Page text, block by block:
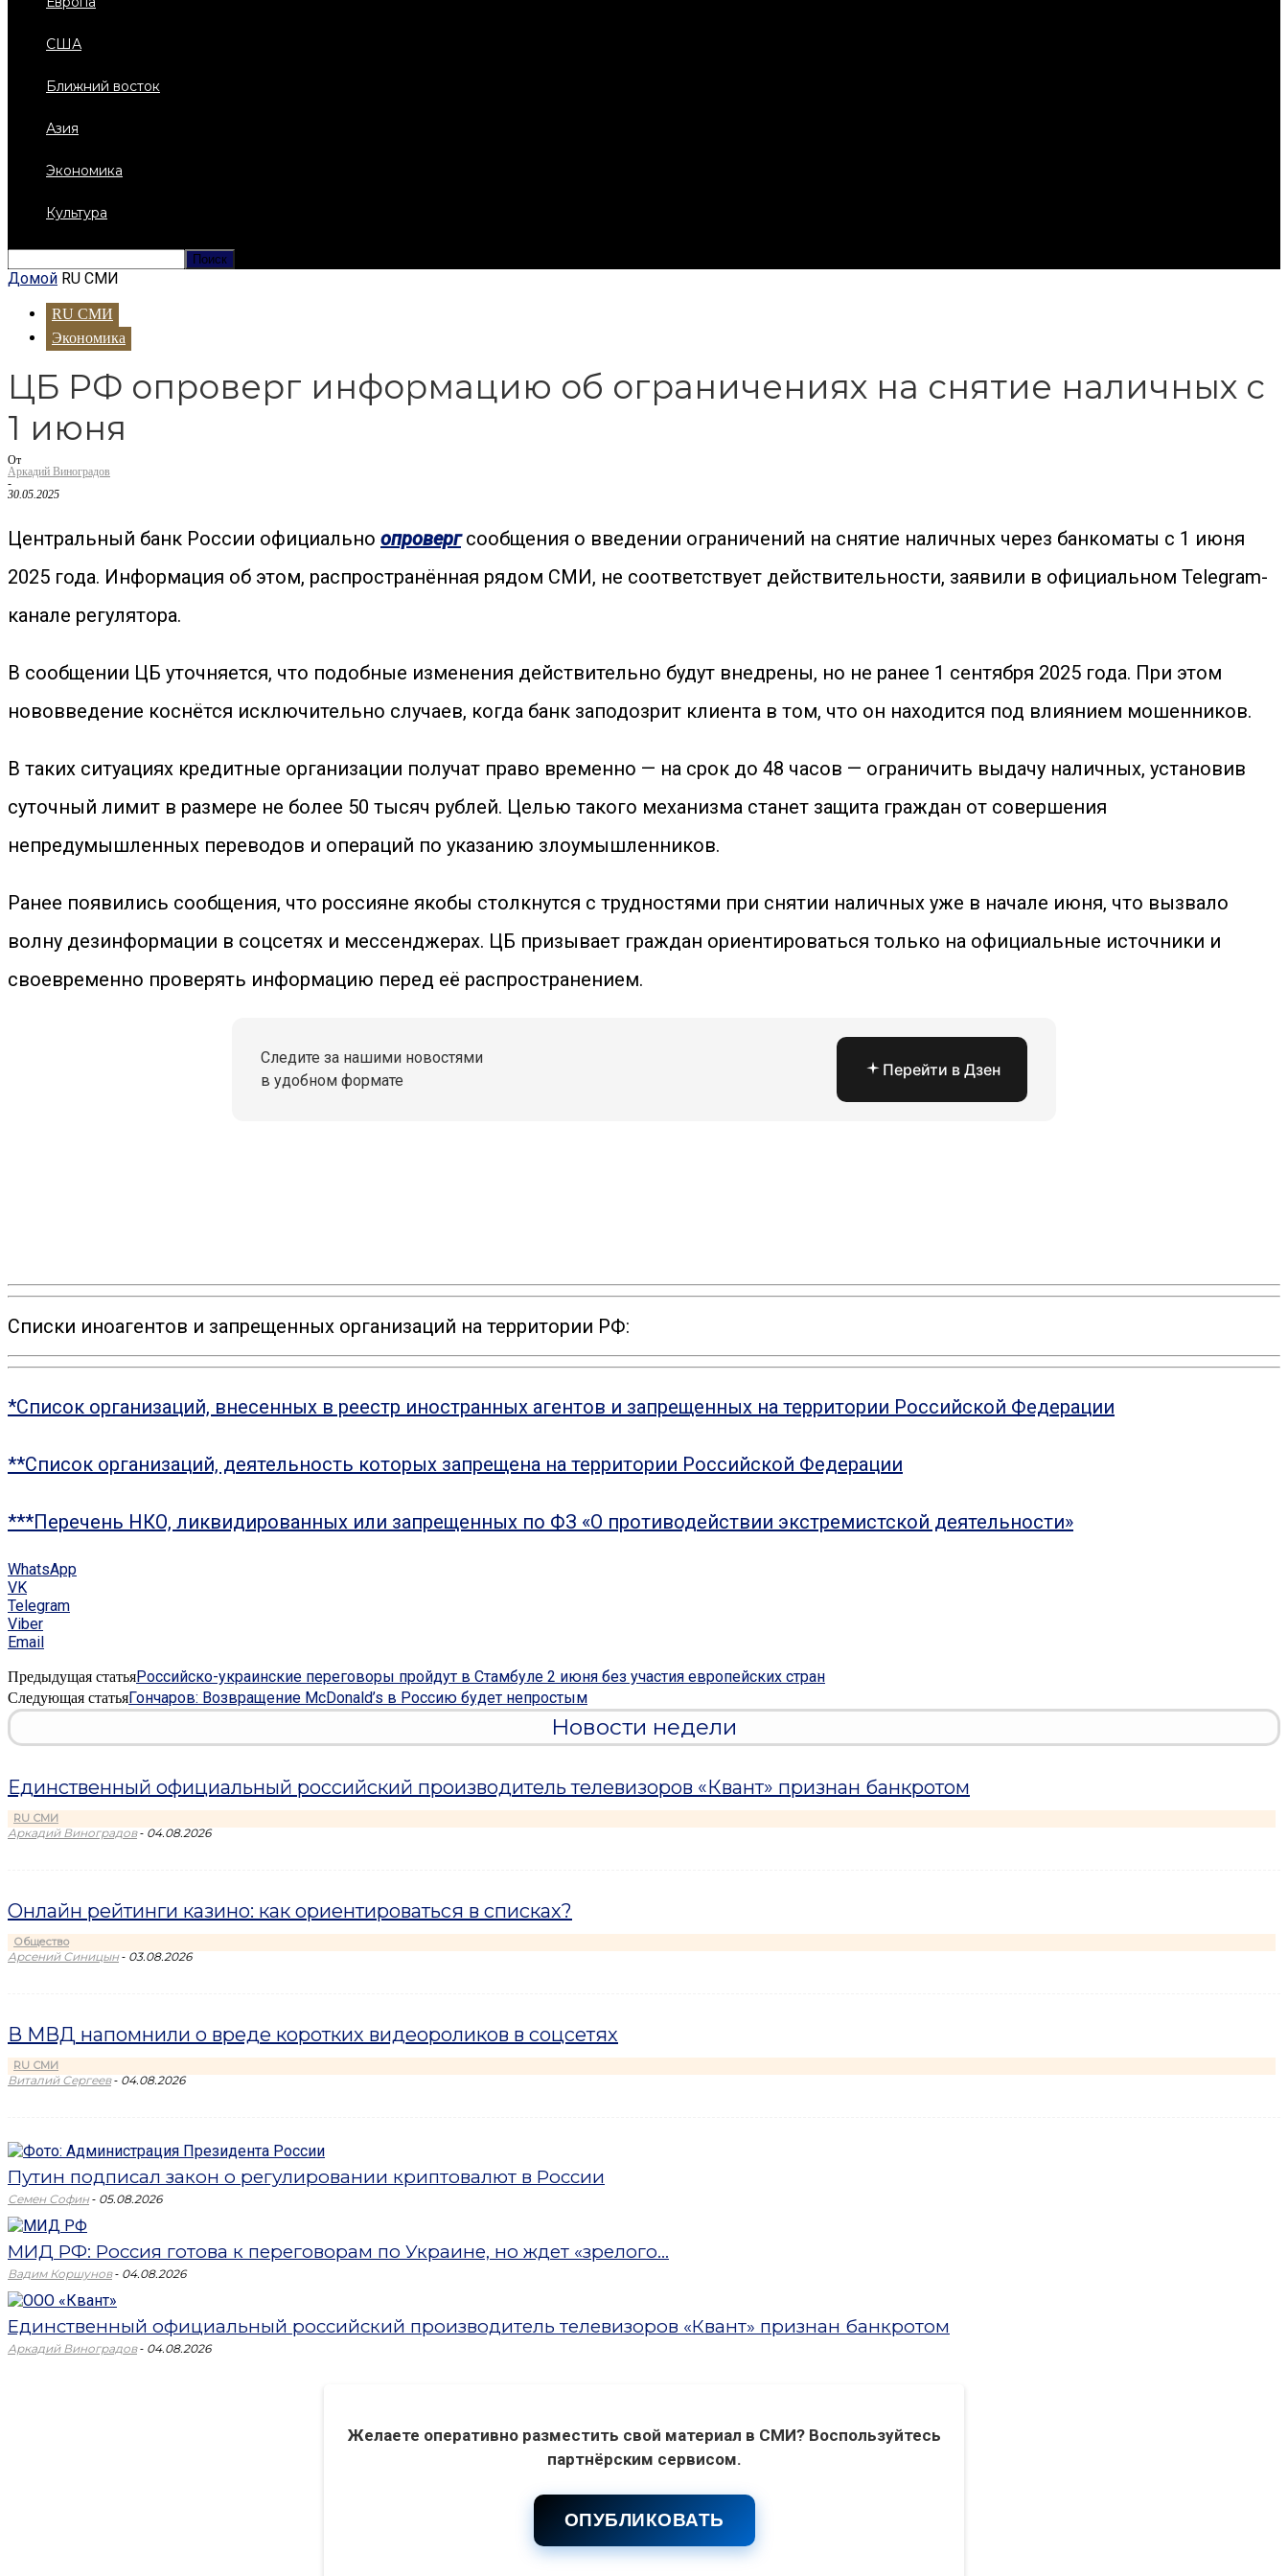
США
Ближний восток
Азия
Экономика
Культура
Домой RU СМИ
RU СМИ
Экономика
ЦБ РФ опроверг информацию об ограничениях на снятие наличных с
1 июня
От
Аркадий Виноградов
-
30.05.2025
Центральный банк России официально опроверг сообщения о введении ограничений на снятие наличных через банкоматы с 1 июня
2025 года. Информация об этом, распространённая рядом СМИ, не соответствует действительности, заявили в официальном Telegram-
канале регулятора.
В сообщении ЦБ уточняется, что подобные изменения действительно будут внедрены, но не ранее 1 сентября 2025 года. При этом
нововведение коснётся исключительно случаев, когда банк заподозрит клиента в том, что он находится под влиянием мошенников.
В таких ситуациях кредитные организации получат право временно — на срок до 48 часов — ограничить выдачу наличных, установив
суточный лимит в размере не более 50 тысяч рублей. Целью такого механизма станет защита граждан от совершения
непредумышленных переводов и операций по указанию злоумышленников.
Ранее появились сообщения, что россияне якобы столкнутся с трудностями при снятии наличных уже в начале июня, что вызвало
волну дезинформации в соцсетях и мессенджерах. ЦБ призывает граждан ориентироваться только на официальные источники и
своевременно проверять информацию перед её распространением.
Следите за нашими новостями
в удобном формате
Перейти в Дзен
Списки иноагентов и запрещенных организаций на территории РФ:
*Список организаций, внесенных в реестр иностранных агентов и запрещенных на территории Российской Федерации
**Список организаций, деятельность которых запрещена на территории Российской Федерации
***Перечень НКО, ликвидированных или запрещенных по ФЗ «О противодействии экстремистской деятельности»
WhatsApp
VK
Telegram
Viber
Email
Предыдущая статьяРоссийско-украинские переговоры пройдут в Стамбуле 2 июня без участия европейских стран
Следующая статьяГончаров: Возвращение McDonald’s в Россию будет непростым
Новости недели
Единственный официальный российский производитель телевизоров «Квант» признан банкротом
RU СМИ
Аркадий Виноградов - 04.08.2026
Онлайн рейтинги казино: как ориентироваться в списках?
Общество
Арсений Синицын - 03.08.2026
В МВД напомнили о вреде коротких видеороликов в соцсетях
RU СМИ
Виталий Сергеев - 04.08.2026
Путин подписал закон о регулировании криптовалют в России
Семен Софин - 05.08.2026
МИД РФ: Россия готова к переговорам по Украине, но ждет «зрелого...
Вадим Коршунов - 04.08.2026
Единственный официальный российский производитель телевизоров «Квант» признан банкротом
Аркадий Виноградов - 04.08.2026
Желаете оперативно разместить свой материал в СМИ? Воспользуйтесь
партнёрским сервисом.
ОПУБЛИКОВАТЬ